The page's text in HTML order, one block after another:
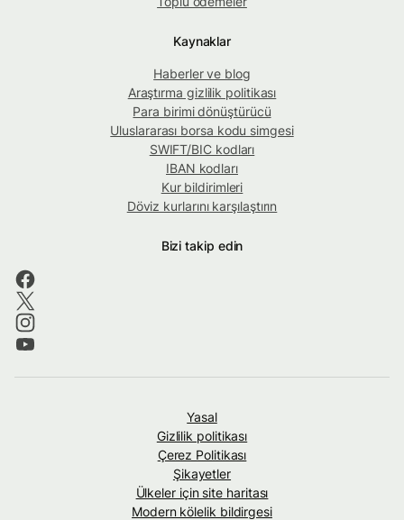
Kaynaklar
Haberler ve blog
Araştırma gizlilik politikası
Para birimi dönüştürücü
Uluslararası borsa kodu simgesi
SWIFT/BIC kodları
IBAN kodları
Kur bildirimleri
Döviz kurlarını karşılaştırın
Bizi takip edin
Yasal
Gizlilik politikası
Çerez Politikası
Şikayetler
Ülkeler için site haritası
Modern kölelik bildirgesi